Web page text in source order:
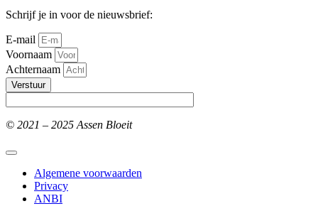
Schrijf je in voor de nieuwsbrief:
E-mail
Voornaam
Achternaam
Verstuur
© 2021 – 2025 Assen Bloeit
Algemene voorwaarden
Privacy
ANBI